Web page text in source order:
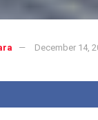
December 14,